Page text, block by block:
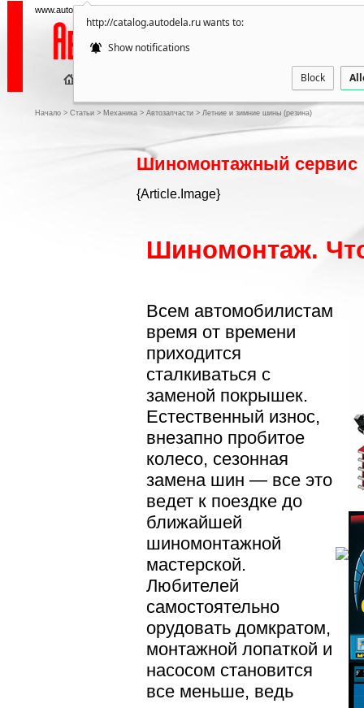
http://catalog.autodela.ru wants to:
Show notifications
Block
www.autodela.ru — все об автозапчастях и дополнительных аксессуарах
Начало > Статьи > Механика > Автозапчасти > Летние и зимние шины (резина)
Шиномонтажный сервис
{Article.Image}
Шиномонтаж.
Всем автомобилистам
время от времени
приходится
сталкиваться с
заменой покрышек.
Естественный износ,
внезапно пробитое
колесо, сезонная
замена шин — все это
ведет к поездке до
ближайшей
шиномонтажной
мастерской.
Любителей
самостоятельно
орудовать домкратом,
монтажной лопаткой и
насосом становится
все меньше, ведь